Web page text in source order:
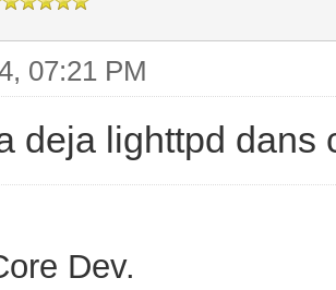
07:21 PM
deja lighttpd dans
Dev.